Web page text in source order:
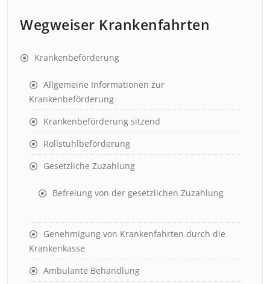
Wegweiser Krankenfahrten
Krankenbeförderung
Allgemeine Informationen zur
Krankenbeförderung
Krankenbeförderung sitzend
Rollstuhlbeförderung
Gesetzliche Zuzahlung
Befreiung von der gesetzlichen Zuzahlung
Genehmigung von Krankenfahrten durch die
Krankenkasse
Ambulante Behandlung